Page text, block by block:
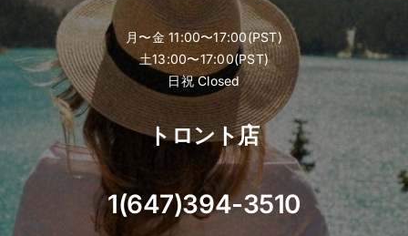
月〜金 11:00〜17:00(PST)
土13:00〜17:00(PST)
日祝 Closed
トロント店
1(647)394-3510